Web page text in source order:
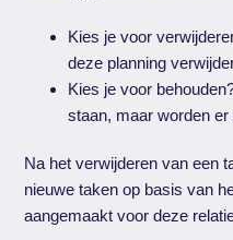
Kies je voor
deze planning
Kies je voor
staan, maar worden
Na het verwijderen van een
nieuwe taken op basis van
aangemaakt voor deze